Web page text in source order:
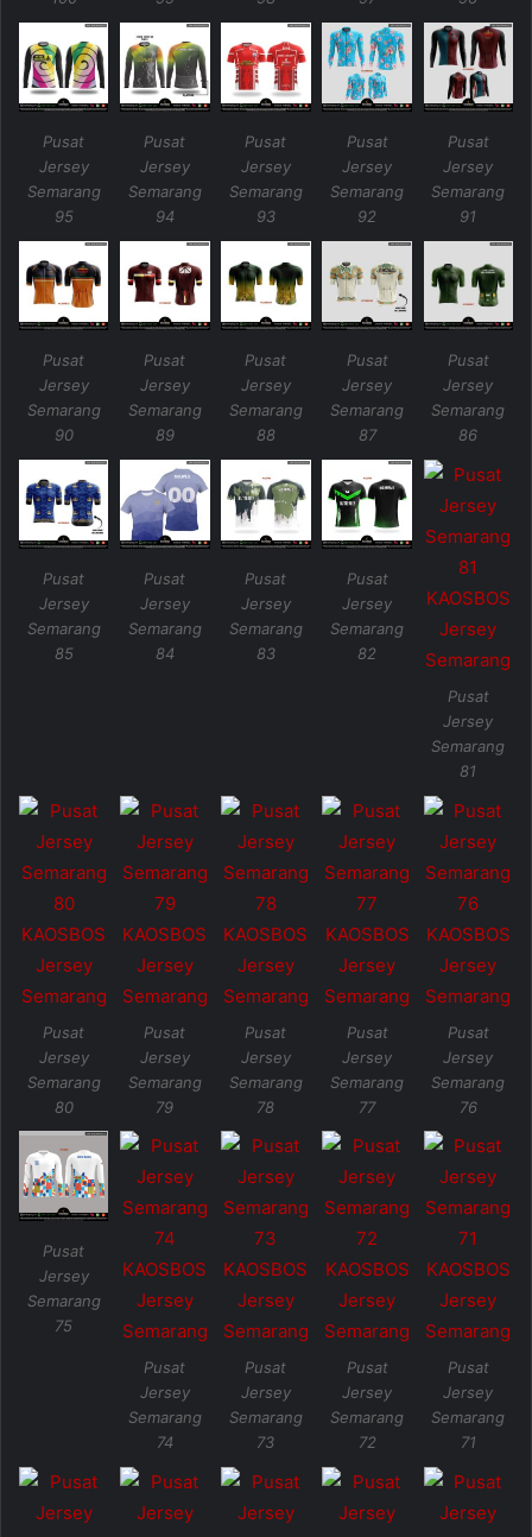
Pusat
Jersey
Semarang
95
Pusat
Jersey
Semarang
94
Pusat
Jersey
Semarang
93
Pusat
Jersey
Semarang
92
Pusat
Jersey
Semarang
91
Pusat
Jersey
Semarang
90
Pusat
Jersey
Semarang
89
Pusat
Jersey
Semarang
88
Pusat
Jersey
Semarang
87
Pusat
Jersey
Semarang
86
Pusat
Jersey
Semarang
85
Pusat
Jersey
Semarang
84
Pusat
Jersey
Semarang
83
Pusat
Jersey
Semarang
82
Pusat
Jersey
Semarang
81
Pusat
Jersey
Semarang
80
Pusat
Jersey
Semarang
79
Pusat
Jersey
Semarang
78
Pusat
Jersey
Semarang
77
Pusat
Jersey
Semarang
76
Pusat
Jersey
Semarang
75
Pusat
Jersey
Semarang
74
Pusat
Jersey
Semarang
73
Pusat
Jersey
Semarang
72
Pusat
Jersey
Semarang
71